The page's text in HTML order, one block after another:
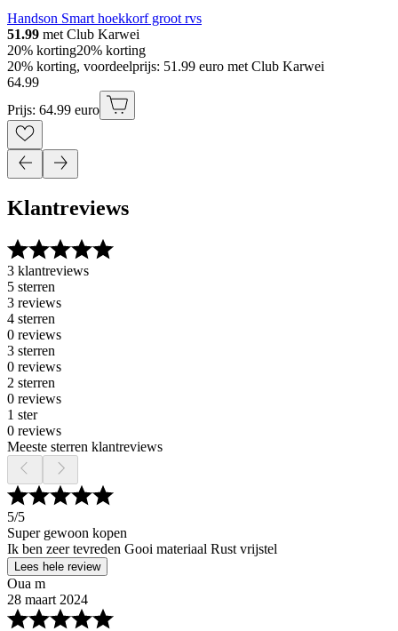
Handson Smart hoekkorf groot rvs
51.99 met Club Karwei
20% korting20% korting
20% korting, voordeelprijs: 51.99 euro met Club Karwei
64.99
Prijs: 64.99 euro
Klantreviews
3 klantreviews
5 sterren
3 reviews
4 sterren
0 reviews
3 sterren
0 reviews
2 sterren
0 reviews
1 ster
0 reviews
Meeste sterren klantreviews
5/5
Super gewoon kopen
Ik ben zeer tevreden Gooi materiaal Rust vrijstel
Lees hele review
Oua m
28 maart 2024